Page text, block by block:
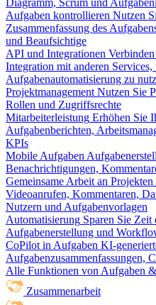
Diagramm, Scrum und
Aufgaben kontrollieren Nutzen
Zusammenfassung des
und Beaufsichtige
API und Integrationen
Integration mit anderen
Aufgabenautomatisierung zu
Projektmanagement Nutzen Sie
Rollen und Zugriffsrechte
Mitarbeiterleistung Erhöhen Sie
Aufgabenberichten,
KPIs
Mobile Aufgaben
Benachrichtigungen,
Gemeinsame Arbeit an Projekten
Videoanrufen, Kommentaren,
Nutzern und Aufgabenvorlagen
Automatisierung Sparen Sie Zeit
Aufgabenerstellung und
CoPilot in Aufgaben KI-
Aufgabenzusammenfassungen,
Alle Funktionen von Aufgaben
Zusammenarbeit